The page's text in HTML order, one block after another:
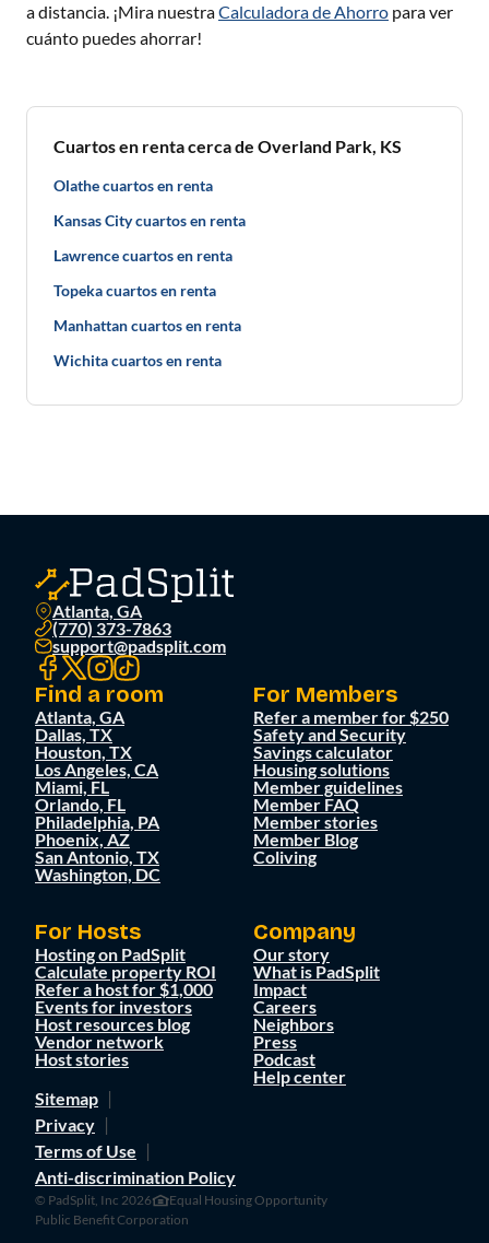
a distancia. ¡Mira nuestraCalculadora de Ahorro para ver
cuánto puedes ahorrar!
Cuartos en renta cerca de Overland Park, KS
Olathe cuartos en renta
Kansas City cuartos en renta
Lawrence cuartos en renta
Topeka cuartos en renta
Manhattan cuartos en renta
Wichita cuartos en renta
Atlanta, GA
(770) 373-7863
support@padsplit.com
Find a room
Atlanta, GA
Dallas, TX
Houston, TX
Los Angeles, CA
Miami, FL
Orlando, FL
Philadelphia, PA
Phoenix, AZ
San Antonio, TX
Washington, DC
For Members
Refer a member for $250
Safety and Security
Savings calculator
Housing solutions
Member guidelines
Member FAQ
Member stories
Member Blog
Coliving
For Hosts
Hosting on PadSplit
Calculate property ROI
Refer a host for $1,000
Events for investors
Host resources blog
Vendor network
Host stories
Company
Our story
What is PadSplit
Impact
Careers
Neighbors
Press
Podcast
Help center
Sitemap
Privacy
Terms of Use
Anti-discrimination Policy
© PadSplit, Inc 2026
Equal Housing Opportunity
Public Benefit Corporation